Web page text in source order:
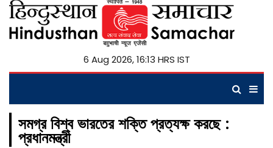
6 Aug 2026, 16:13 HRS IST
সমগ্র বিশ্ব ভারতের শক্তি প্রত্যক্ষ করছে :
প্রধানমন্ত্রী